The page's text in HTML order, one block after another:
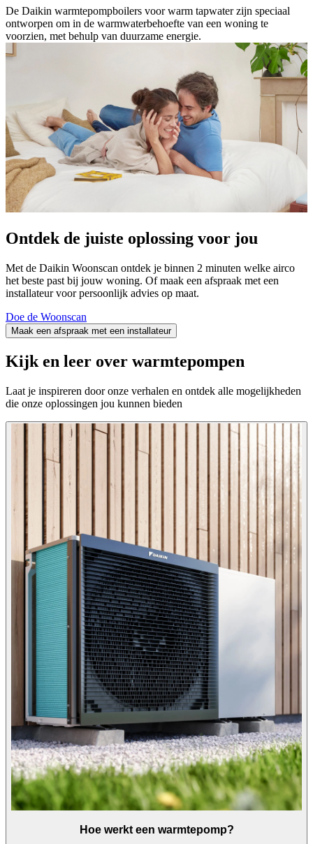
De Daikin warmtepompboilers voor warm tapwater zijn speciaal
ontworpen om in de warmwaterbehoefte van een woning te
voorzien, met behulp van duurzame energie.
Ontdek de juiste oplossing voor jou
Met de Daikin Woonscan ontdek je binnen 2 minuten welke airco
het beste past bij jouw woning. Of maak een afspraak met een
installateur voor persoonlijk advies op maat.
Doe de Woonscan
Maak een afspraak met een installateur
Kijk en leer over warmtepompen
Laat je inspireren door onze verhalen en ontdek alle mogelijkheden
die onze oplossingen jou kunnen bieden
Hoe werkt een warmtepomp?